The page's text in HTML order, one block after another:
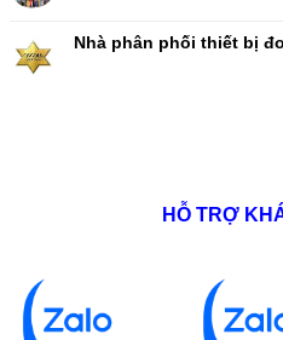
Nhà phân phối thiết bị
HỖ TRỢ